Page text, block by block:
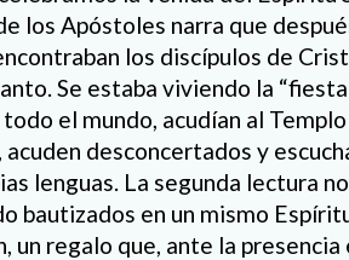
los Apóstoles narra que
los discípulos de
Se estaba viviendo la
el mundo, acudían al
desconcertados y
lenguas. La segunda lectura
bautizados en un mismo
un regalo que, ante la